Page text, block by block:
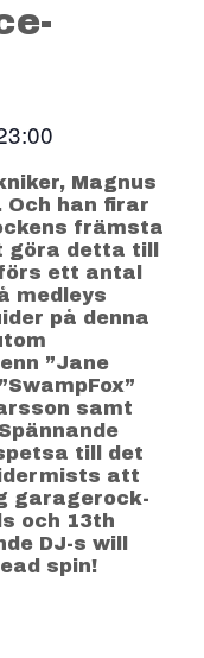
Magnus
Och han firar
främsta
göra detta till
ett antal
medleys
på denna
”Jane
samt
till det
att
garagerock-
och 13th
DJ-s will
spin!